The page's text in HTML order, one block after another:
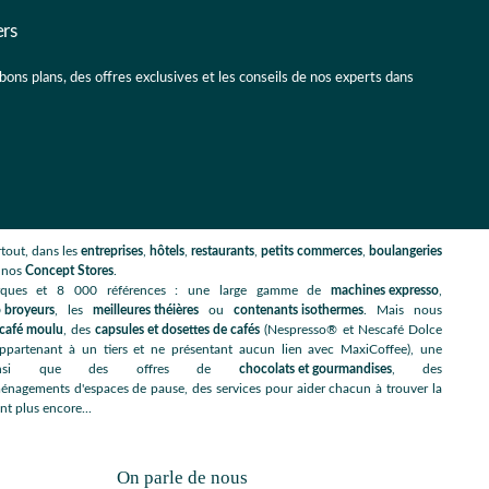
plans, des offres exclusives et les conseils de nos experts dans
dans les entreprises hôtels restaurants petits commerces
boulangeries
Concept Stores.
et 8 000 références : une large gamme de machines expresso
broyeurs , les meilleures théières ou contenants isothermes. Mais nous
moulu , descapsules et dosettes de cafés (Nespresso® et Nescafé Dolce
à un tiers et ne présentant aucun lien avec MaxiCoffee), une
que des offres de chocolats et gourmandises, des
d'espaces de pause, des services pour aider chacun à trouver la
plus encore...
On parle de nous